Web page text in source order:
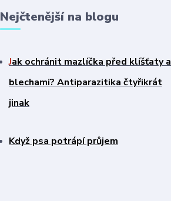
Nejčtenější na blogu
Jak ochránit mazlíčka před klíšťaty a
blechami? Antiparazitika čtyřikrát
jinak
Když psa potrápí průjem